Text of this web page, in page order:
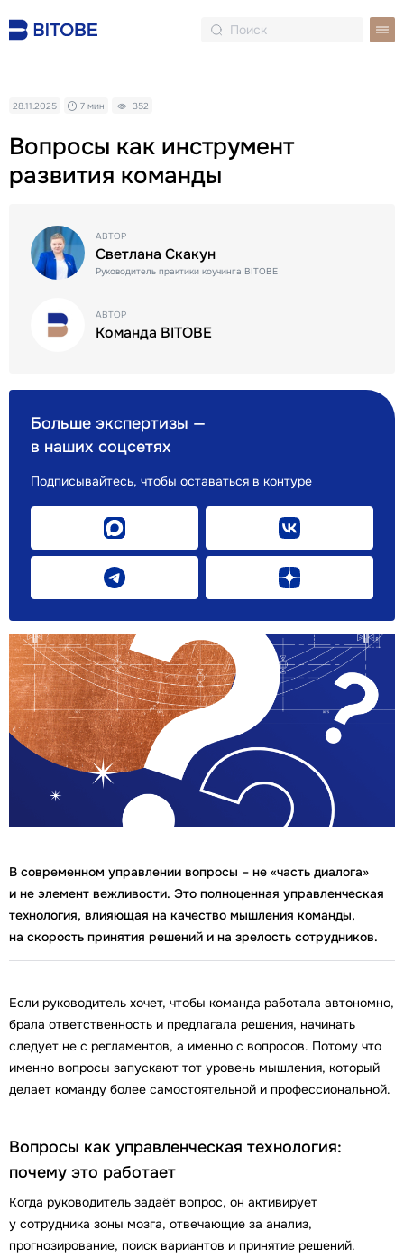
Вопросы как инструмент
развития команды
28.11.2025 7 мин 352
В современном управлении вопросы – не «часть диалога»
и не элемент вежливости. Это полноценная управленческая
технология, влияющая на качество мышления команды,
на скорость принятия решений и на зрелость сотрудников.
Если руководитель хочет, чтобы команда работала автономно,
брала ответственность и предлагала решения, начинать
следует не с регламентов, а именно с вопросов. Потому что
именно вопросы запускают тот уровень мышления, который
делает команду более самостоятельной и профессиональной.
Вопросы как управленческая технология:
почему это работает
Когда руководитель задаёт вопрос, он активирует
у сотрудника зоны мозга, отвечающие за анализ,
прогнозирование, поиск вариантов и принятие решений.
Больше экспертизы —
в наших соцсетях
Подписывайтесь, чтобы оставаться в контуре
АВТОР
Светлана Скакун
Руководитель практики коучинга BITOBE
АВТОР
Команда BITOBE